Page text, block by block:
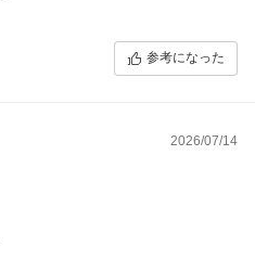
参考になった
2026/07/14